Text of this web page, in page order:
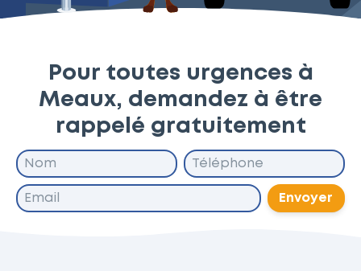
Pour toutes urgences à
Meaux, demandez à être
rappelé gratuitement
Envoyer